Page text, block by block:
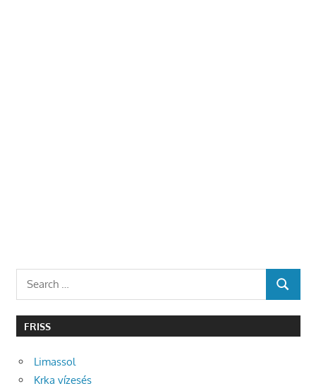
Search
SEARCH
FRISS
Limassol
Krka vízesés